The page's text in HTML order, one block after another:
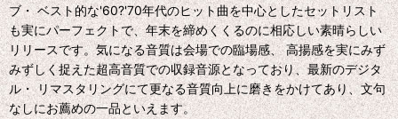
ブ・ ベスト的な'60?'70年代のヒット曲を中心としたセットリスト
も実にパーフェクトで、年末を締めくくるのに相応しい素晴らしい
リリースです。気になる音質は会場での臨場感、 高揚感を実にみず
みずしく捉えた超高音質での収録音源となっており、最新のデジタ
ル・ リマスタリングにて更なる音質向上に磨きをかけてあり、文句
なしにお薦めの一品といえます。